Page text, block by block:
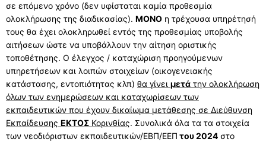
ΙΔΡΥΜΕΝΟ ΤΜΗΜΑ ΕΝΤΑΞΗΣ
ΟΡΙΣΜΟΣ ΓΙΑ ΛΕΙΤΟΥΡΓΙΑ ΔΥΕΠ
ΔΥΝΑΤΟΤΗΤΑ ΙΔΡΥΣΗΣ Τ.Υ. ΖΕΠ
ΕΚΔΡΟΜΕΣ
ΝΟΜΟΘΕΣΙΑ
ΠΡΟΣΚΛΗΣΗ ΕΚΔΗΛΩΣΗΣ ΕΝΔΙΑΦΕΡΟΝΤΟΣ
ΤΑΞΙΔΙΩΤΙΚΩΝ ΓΡΑΦΕΙΩΝ
ΣΥΧΝΕΣ ΕΡΩΤΗΣΕΙΣ ΓΙΑ ΙΔΙΩΤΙΚΗ ΕΚΠΑΙΔΕΥΣΗ –
ΕΚΔΡΟΜΕΣ
ΣΧΟΛΙΚΗ ΚΟΛΥΜΒΗΣΗ
MYSCHOOL
ΥΠΕΡΑΡΙΘΜΙΕΣ
ΝΟΜΟΘΕΣΙΑ
ΑΙΤΗΣΕΙΣ
ΣΥΧΝΕΣ ΕΡΩΤΗΣΕΙΣ
ΠΡΟΥΠΟΛΟΓΙΣΜΟΣ
ΕΠΙΚΟΙΝΩΝΙΑ
ΕΠΙΚΟΙΝΩΝΙΑ
ΣΥΧΝΕΣ ΕΡΩΤΗΣΕΙΣ
ΣΥΧΝΕΣ ΕΡΩΤΗΣΕΙΣ
ΣΥΧΝΕΣ ΕΡΩΤΗΣΕΙΣ – ΤΜΗΜΑ ΔΙΟΙΚΗΤΙΚΟΥ
ΣΥΧΝΕΣ ΕΡΩΤΗΣΕΙΣ – ΤΜΗΜΑ ΟΙΚΟΝΟΜΙΚΟΥ
ΥΠΟΒΟΛΗ ΑΙΤΗΣΗΣ
ΥΠΟΒΟΛΗ ΑΙΤΗΣΗΣ ΜΕ ΛΟΓΟΤΥΠΟ ΕΣΠΑ
σε επόμενο χρόνο (δεν υφίσταται καμία προθεσμία
ολοκλήρωσης της διαδικασίας). ΜΟΝΟ η τρέχουσα υπηρέτησή
τους θα έχει ολοκληρωθεί εντός της προθεσμίας υποβολής
αιτήσεων ώστε να υποβάλλουν την αίτηση οριστικής
τοποθέτησης. Ο έλεγχος / καταχώριση προηγούμενων
υπηρετήσεων και λοιπών στοιχείων (οικογενειακής
κατάστασης, εντοπιότητας κλπ) θα γίνει μετά την ολοκλήρωση
όλων των ενημερώσεων και καταχωρίσεων των
εκπαιδευτικών που έχουν δικαίωμα μετάθεσης σε Διεύθυνση
Εκπαίδευσης ΕΚΤΟΣ Κορινθίας. Συνολικά όλα τα τα στοιχεία
των νεοδιόριστων εκπαιδευτικών/ΕΒΠ/ΕΕΠ του 2024 στο